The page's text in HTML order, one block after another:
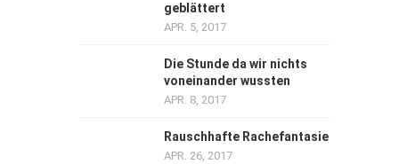
geblättert
APR. 5, 2017
Die Stunde da wir nichts
voneinander wussten
APR. 8, 2017
Rauschhafte Rachefantasie
APR. 26, 2017